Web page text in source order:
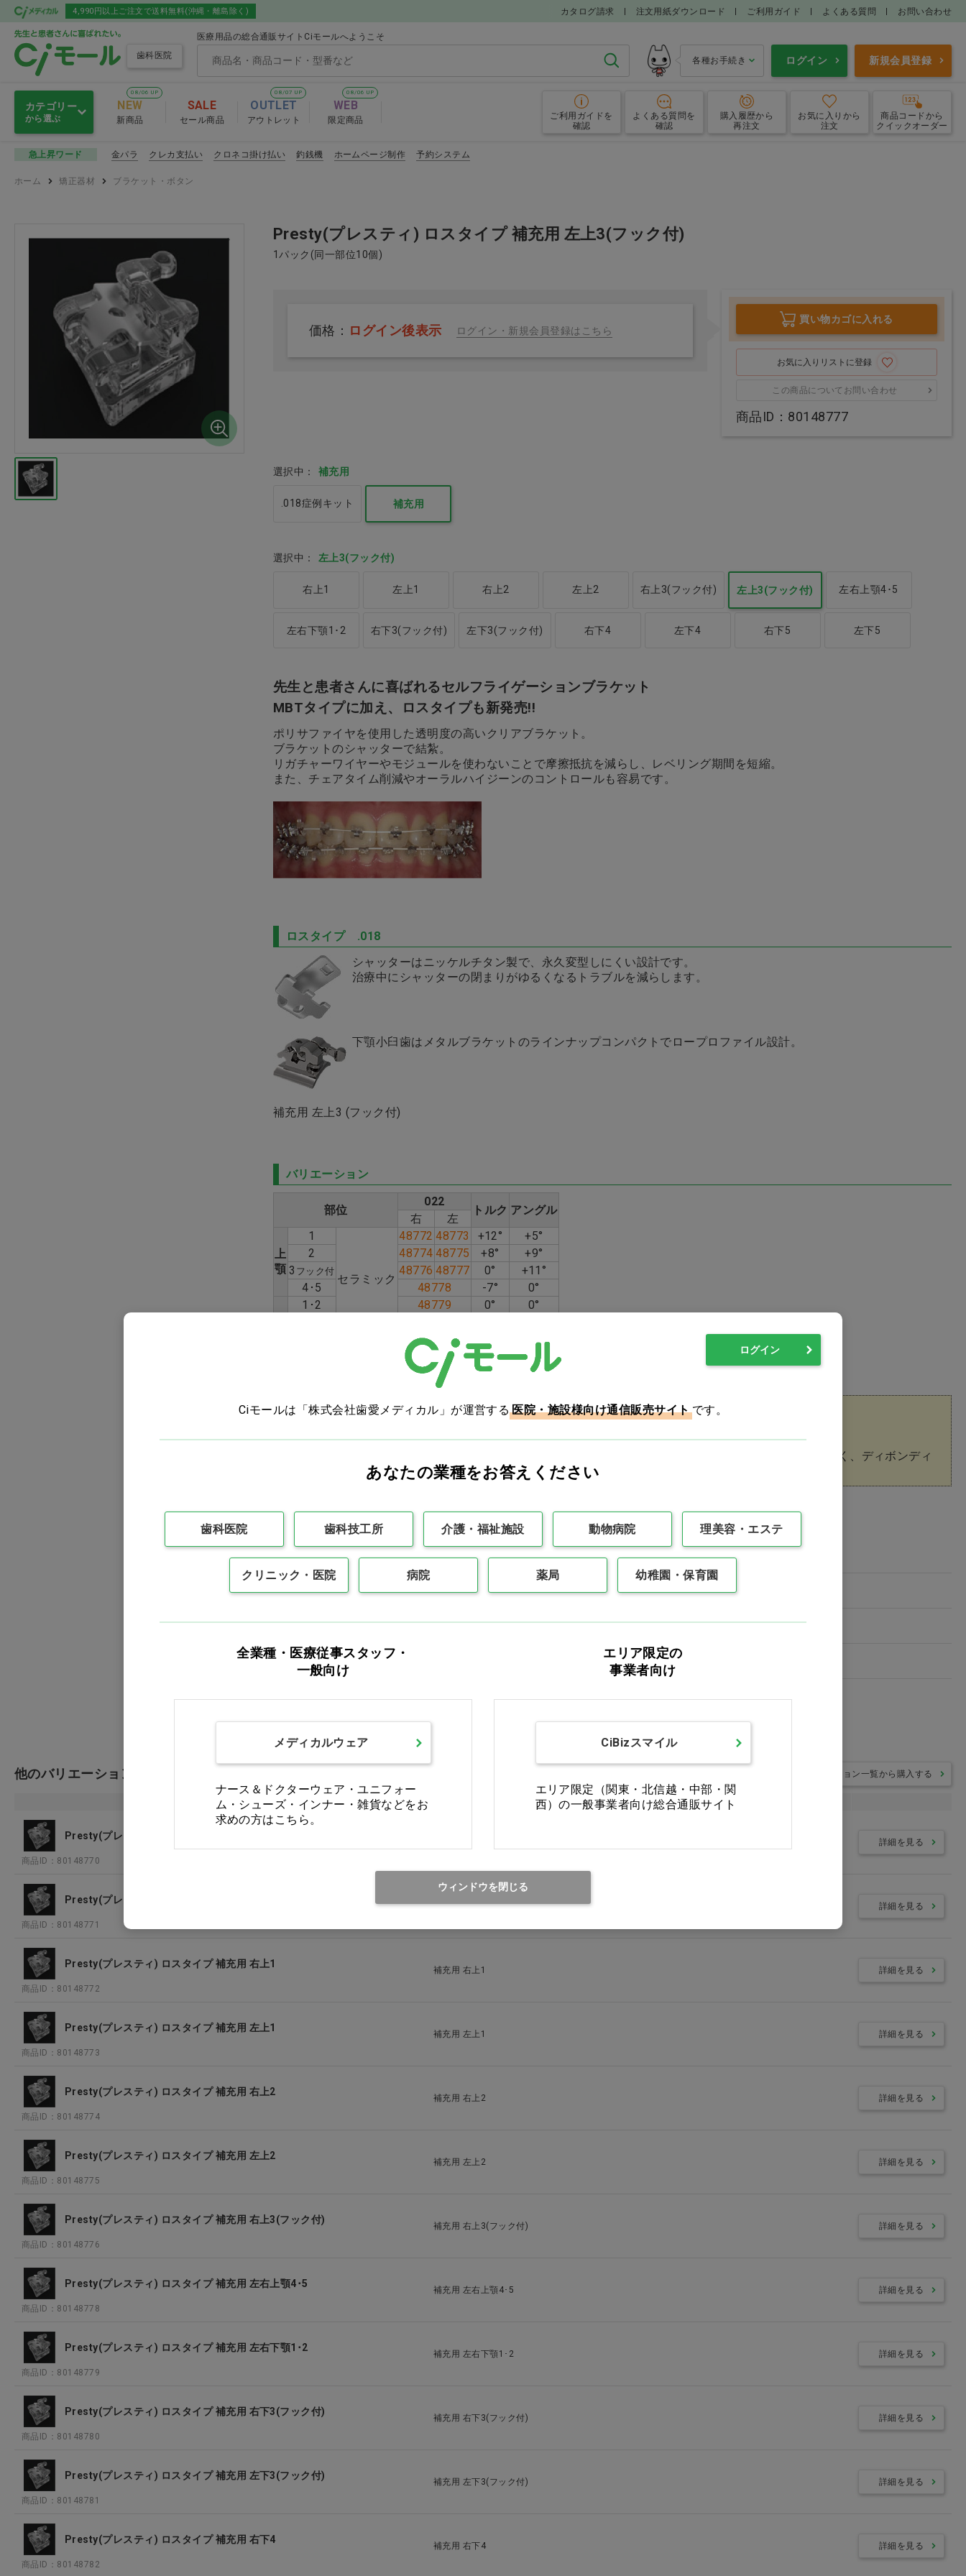
4,990円以上ご注文で送料無料(沖縄・離島除く) カタログ請求 注文用紙ダウンロード ご利用ガイド よくある質問 お問い合わせ
歯科医院
医療用品の総合通販サイトCiモールへようこそ
検索 各種お手続き ログイン 新規会員登録
カテゴリー
から選ぶ
オーラルケア
グローブ・マスク・ゴーグル
セメント・練板紙・裏層材・
知覚過敏
印象材・ミキシングチップ・
バイト・トレー・咬合紙
石膏・咬合器・ワックス
義歯関連・適応試験材・超音
波洗浄器
オーラルケア
舌ブラシ 歯磨き剤 洗口液
口腔ケア用品
デイリーL字歯間ブラシ
価格：ログイン後表示
08/06 UP
NEW
新商品
SALE
セール商品
08/07 UP
OUTLET
アウトレット
08/06 UP
WEB
限定商品 ご利用ガイド を
確認
よくある質問を
確認
購入履歴から
再注文
お気に入り から
注文
商品コードから
クイックオーダー
急上昇ワード 金パラ クレカ支払い クロネコ掛け払い 釣銭機 ホームページ制作 予約システム
ホーム 矯正器材 ブラケット・ボタン
Presty(プレスティ) ロスタイプ 補充用 左上3(フック付)
1パック(同一部位10個)
価格： ログイン後表示 ログイン・新規会員登録はこちら
買い物カゴに入れる
お気に入りリストに登録
この商品についてお問い合わせ
商品ID：80148777
選択中： 補充用
.018症例キット 補充用
選択中： 左上3(フック付)
右上1 左上1 右上2 左上2 右上3(フック付) 左上3(フック付) 左右上顎4･5
左右下顎1･2 右下3(フック付) 左下3(フック付) 右下4 左下4 右下5 左下5
先生と患者さんに喜ばれるセルフライゲーションブラケット
MBTタイプに加え、ロスタイプも新発売!!
ポリサファイヤを使用した透明度の高いクリアブラケット。
ブラケットのシャッターで結紮。
リガチャーワイヤーやモジュールを使わないことで摩擦抵抗を減らし、レベリング期間を短縮。
また、チェアタイム削減やオーラルハイジーンのコントロールも容易です。
ロスタイプ .018
シャッターはニッケルチタン製で、永久変型しにくい設計です。
治療中にシャッターの閉まりがゆるくなるトラブルを減らします。
下顎小臼歯はメタルブラケットのラインナップコンパクトでロープロファイル設計。
補充用 左上3 (フック付)
バリエーション
部位
022
トルク アングル
右 左
上
顎
1
セラミック
48772 48773 +12°
+5°
2
48774 48775 +8°
+9°
3 フック付 48776 48777 0°
+11°
4･5
48778 -7° 0°
1･2 48779 0°
0°
48782 48783
0°
48784 48785 -22° 0°
矯正歯科専門医 Ｔ先生
・メタルブラケットが小さくてシャッターの閉まりも良くて優秀。
・見た目は歯冠色に馴染んでロープロファイルなので患者さんにも好評だった。途中で脱離することもなく、ディボンディ
ングはワンダーリムーバーで全て綺麗に除去できた。
商品詳細
商品型番 PR38022HKSL
規制区分 単回使用
認証番号 218ADBZX00015000 管理医療機器(ｸﾗｽⅡ)
他のバリエーション バリエーション一覧から購入する
商品名 バリエーション
Presty(プレスティ) ロスタイプ .018症例キット 上下顎3～3
商品ID：80148770
詳細を見る
Presty(プレスティ) ロスタイプ .018症例キット 上下顎5～5
商品ID：80148771
.018症例キット 上下顎5～5 詳細を見る
Presty(プレスティ) ロスタイプ 補充用 右上1
商品ID：80148772
補充用 右上1 詳細を見る
Presty(プレスティ) ロスタイプ 補充用 左上1
商品ID：80148773
補充用 左上1 詳細を見る
Presty(プレスティ) ロスタイプ 補充用 右上2
商品ID：80148774
補充用 右上2 詳細を見る
Presty(プレスティ) ロスタイプ 補充用 左上2
商品ID：80148775
補充用 左上2 詳細を見る
Presty(プレスティ) ロスタイプ 補充用 右上3(フック付)
商品ID：80148776
補充用 右上3(フック付) 詳細を見る
Presty(プレスティ) ロスタイプ 補充用 左右上顎4･5
商品ID：80148778
補充用 左右上顎4･5 詳細を見る
Presty(プレスティ) ロスタイプ 補充用 左右下顎1･2
商品ID：80148779
補充用 左右下顎1･2 詳細を見る
Presty(プレスティ) ロスタイプ 補充用 右下3(フック付)
商品ID：80148780
補充用 右下3(フック付) 詳細を見る
Presty(プレスティ) ロスタイプ 補充用 左下3(フック付)
商品ID：80148781
補充用 左下3(フック付) 詳細を見る
Presty(プレスティ) ロスタイプ 補充用 右下4
商品ID：80148782
補充用 右下4 詳細を見る
ログイン
Ciモールは「株式会社歯愛メディカル」が運営する医院・施設様向け通信販売サイトです。
あなたの業種をお答えください
歯科医院 歯科技工所 介護・福祉施設 動物病院 理美容・エステ
クリニック・医院 病院 薬局 幼稚園・保育園
全業種・医療従事スタッフ・
一般向け
メディカルウェア
ナース＆ドクターウェア・ユニフォー
ム・シューズ・インナー・雑貨などをお
求めの方はこちら。
エリア限定の
事業者向け
CiBizスマイル
エリア限定（関東・北信越・中部・関
西）の一般事業者向け総合通販サイト
ウィンドウを閉じる